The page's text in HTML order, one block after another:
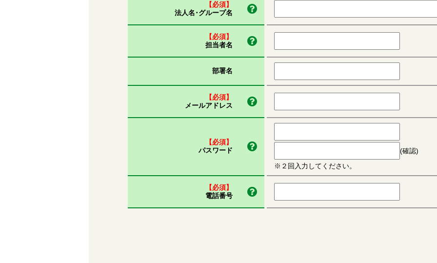
【必須】
法人名･グループ名
【必須】
担当者名
部署名
【必須】
メールアドレス
【必須】
パスワード
(確認)
※２回入力してください。
【必須】
電話番号